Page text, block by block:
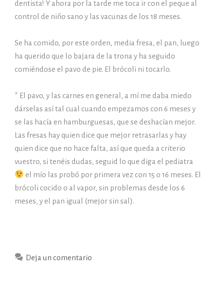
dentista! Y ahora por la tarde me toca ir con el peque al
control de niño sano y las vacunas de los 18 meses.
Se ha comido, por este orden, media fresa, el pan, luego
ha querido que lo bajara de la trona y ha seguido
comiéndose el pavo de pie. El brócoli ni tocarlo.
* El pavo, y las carnes en general, a mí me daba miedo
dárselas así tal cual cuando empezamos con 6 meses y
se las hacía en hamburguesas, que se deshacían mejor.
Las fresas hay quien dice que mejor retrasarlas y hay
quien dice que no hace falta, así que queda a criterio
vuestro, si tenéis dudas, seguid lo que diga el pediatra
el mío las probó por primera vez con 15 o 16 meses. El
brócoli cocido o al vapor, sin problemas desde los 6
meses, y el pan igual (mejor sin sal).
Deja un comentario